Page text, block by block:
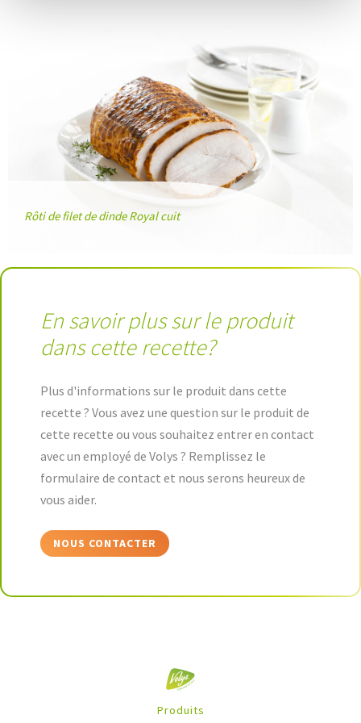
Rôti de filet de dinde Royal cuit
En savoir plus sur le produit
dans cette recette?
Plus d'informations sur le produit dans cette
recette ? Vous avez une question sur le produit de
cette recette ou vous souhaitez entrer en contact
avec un employé de Volys ? Remplissez le
formulaire de contact et nous serons heureux de
vous aider.
NOUS CONTACTER
Produits